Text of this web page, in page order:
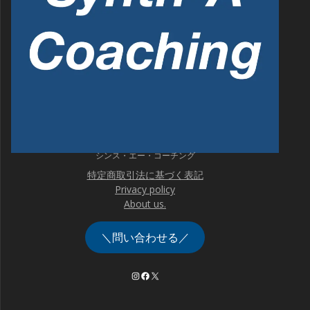
シンス・エー・コーチング
特定商取引法に基づく表記
Privacy policy
About us.
＼問い合わせる／
Instagram
Facebook
X